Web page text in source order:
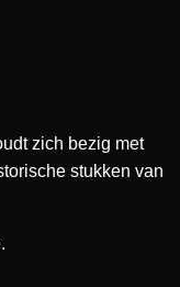
zich bezig met
stukken van